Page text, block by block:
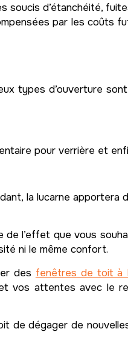
d’étanchéité,
par les coûts
types d’ouverture
pour verrière et
la lucarne apportera
l’effet que vous
ni le même confort.
des fenêtres de toit à
vos attentes avec le
dégager de